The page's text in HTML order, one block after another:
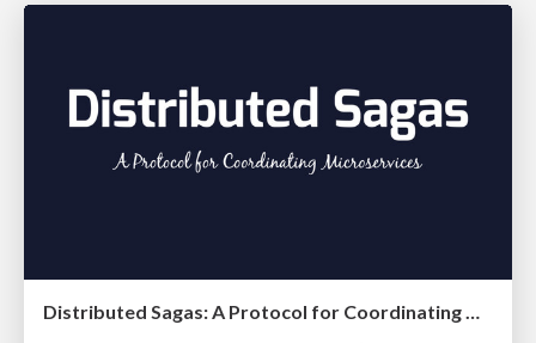
Distributed Sagas: A Protocol for Coordinating Microservices